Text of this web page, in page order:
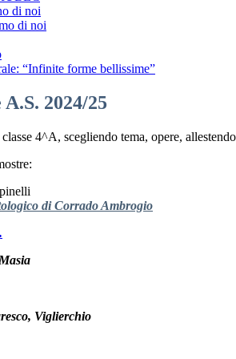
di noi
di noi
“Infinite forme bellissime”
2024/25
4^A, scegliendo tema, opere,
di Corrado Ambrogio
Viglierchio